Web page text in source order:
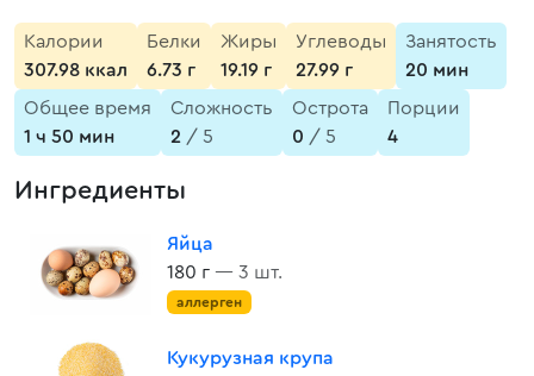
Калории
307.98 ккал
Белки
6.73 г
Жиры
19.19 г
Углеводы
27.99 г
Занятость
20 мин
Общее время
1 ч 50 мин
Сложность
2 / 5
Острота
0 / 5
Порции
4
Ингредиенты
Яйца
180 г — 3 шт.
аллерген
Кукурузная крупа